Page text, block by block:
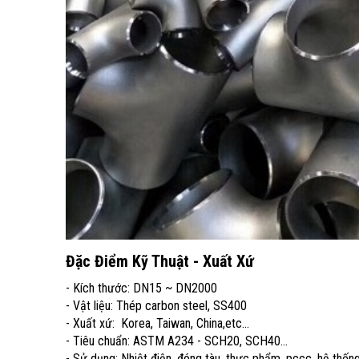
Đặc Điểm Kỹ Thuật - Xuất Xứ
- Kích thước: DN15 ~ DN2000
- Vật liệu: Thép carbon steel, SS400
- Xuất xứ: Korea, Taiwan, China,etc...
- Tiêu chuẩn: ASTM A234 - SCH20, SCH40...